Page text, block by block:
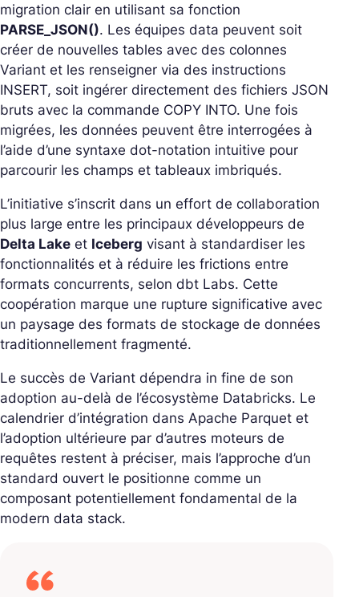
migration clair en utilisant sa fonction
PARSE_JSON(). Les équipes data peuvent soit
créer de nouvelles tables avec des colonnes
Variant et les renseigner via des instructions
INSERT, soit ingérer directement des fichiers JSON
bruts avec la commande COPY INTO. Une fois
migrées, les données peuvent être interrogées à
l’aide d’une syntaxe dot-notation intuitive pour
parcourir les champs et tableaux imbriqués.
L’initiative s’inscrit dans un effort de collaboration
plus large entre les principaux développeurs de
Delta Lake et Iceberg visant à standardiser les
fonctionnalités et à réduire les frictions entre
formats concurrents, selon dbt Labs. Cette
coopération marque une rupture significative avec
un paysage des formats de stockage de données
traditionnellement fragmenté.
Le succès de Variant dépendra in fine de son
adoption au-delà de l’écosystème Databricks. Le
calendrier d’intégration dans Apache Parquet et
l’adoption ultérieure par d’autres moteurs de
requêtes restent à préciser, mais l’approche d’un
standard ouvert le positionne comme un
composant potentiellement fondamental de la
modern data stack.